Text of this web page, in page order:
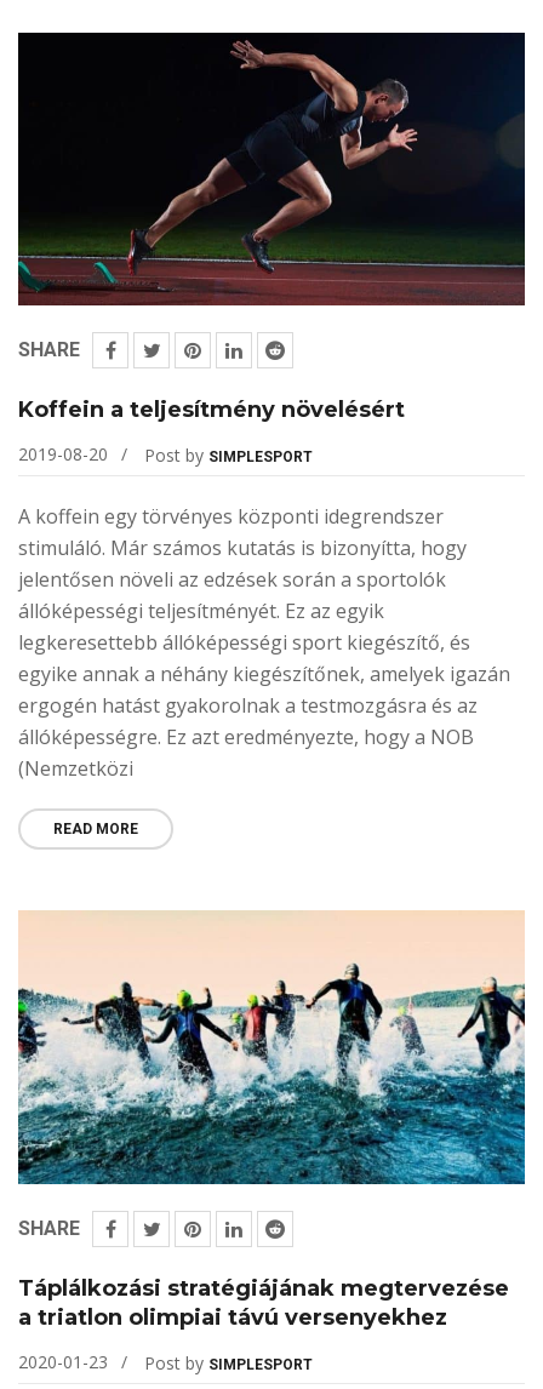
SHARE
Koffein a teljesítmény növelésért
2019-08-20 Post by SIMPLESPORT
A koffein egy törvényes központi idegrendszer
stimuláló. Már számos kutatás is bizonyítta, hogy
jelentősen növeli az edzések során a sportolók
állóképességi teljesítményét. Ez az egyik
legkeresettebb állóképességi sport kiegészítő, és
egyike annak a néhány kiegészítőnek, amelyek igazán
ergogén hatást gyakorolnak a testmozgásra és az
állóképességre. Ez azt eredményezte, hogy a NOB
(Nemzetközi
READ MORE
SHARE
Táplálkozási stratégiájának megtervezése
a triatlon olimpiai távú versenyekhez
2020-01-23 Post by SIMPLESPORT